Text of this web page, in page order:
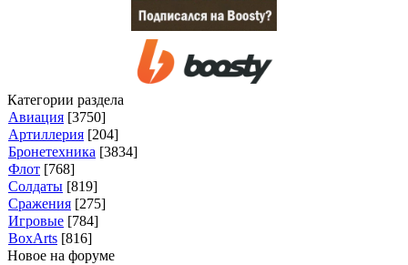
Категории раздела
Авиация [3750]
Артиллерия [204]
Бронетехника [3834]
Флот [768]
Солдаты [819]
Сражения [275]
Игровые [784]
BoxArts [816]
Новое на форуме